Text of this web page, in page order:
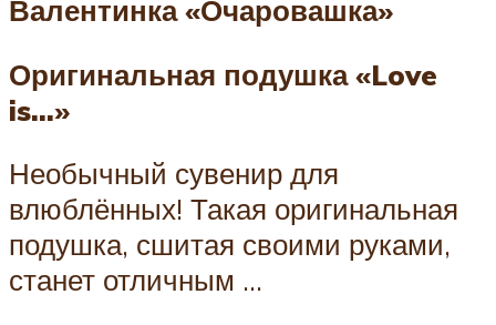
Валентинка «Очаровашка»
Оригинальная подушка «Love
is…»
Необычный сувенир для
влюблённых! Такая оригинальная
подушка, сшитая своими руками,
станет отличным …